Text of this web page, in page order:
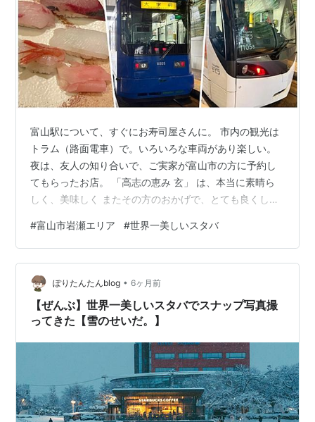
富山駅について、すぐにお寿司屋さんに。 市内の観光は
トラム（路面電車）で。いろいろな車両があり楽しい。
夜は、友人の知り合いで、ご実家が富山市の方に予約し
てもらったお店。 「高志の恵み 玄」 は、本当に素晴ら
しく、美味しく またその方のおかげで、とても良くして
運河環水公園から富山美術館、そして岩瀬エリアに。 世
界で一番美しいと言われるスターバックスコーヒー 岩瀬
は江戸時代から明治にかけて、北前船（大阪と北海道を
日本海周りで結び 動く商社といわれた）の寄港地として
栄えたエリア。 明治時代の建築物が再生プロジェクトに
より、補修され、 レトロな街並…
#富山市岩瀬エリア #世界一美しいスタバ
ぽりたんたんblog • 6ヶ月前
【ぜんぶ】世界一美しいスタバでスナップ写真撮
ってきた【雪のせいだ。】